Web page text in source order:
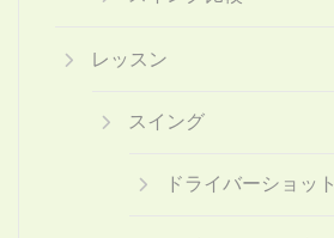
レッスン
スイング
ドライバーショット